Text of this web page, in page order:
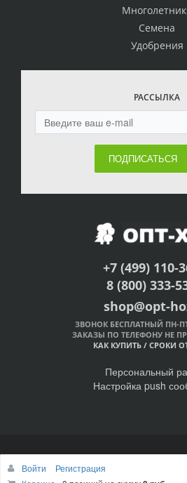
Семена
Удобрения
РАССЫЛКА
ПОДПИСАТЬСЯ
+7 (499) 110-
8 (800) 333-
shop@opt-
ЗВОНОК БЕСПЛАТНЫЙ ПН-
ЗАКАЗЫ ПО ТЕЛЕФОНУ НЕ
КАК КУПИТЬ / СРОКИ
Персональный
Настройка push
© Интернет-магазин ОПТ-
Войти
Регистрация